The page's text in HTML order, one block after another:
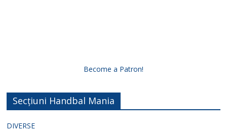
Become a Patron!
Secțiuni Handbal Mania
DIVERSE